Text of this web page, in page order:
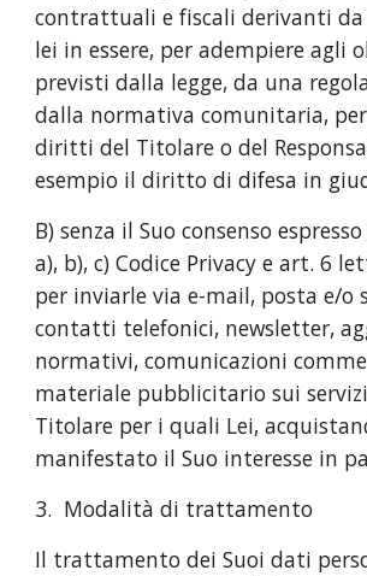
contrattuali e fiscali derivanti
lei in essere, per adempiere agli
previsti dalla legge, da una
dalla normativa comunitaria,
diritti del Titolare o del
esempio il diritto di difesa in
B) senza il Suo consenso
a), b), c) Codice Privacy e art. 6
per inviarle via e-mail, posta e/o
contatti telefonici, newsletter,
normativi, comunicazioni
materiale pubblicitario sui
Titolare per i quali Lei,
manifestato il Suo interesse in
3. Modalità di trattamento
Il trattamento dei Suoi dati